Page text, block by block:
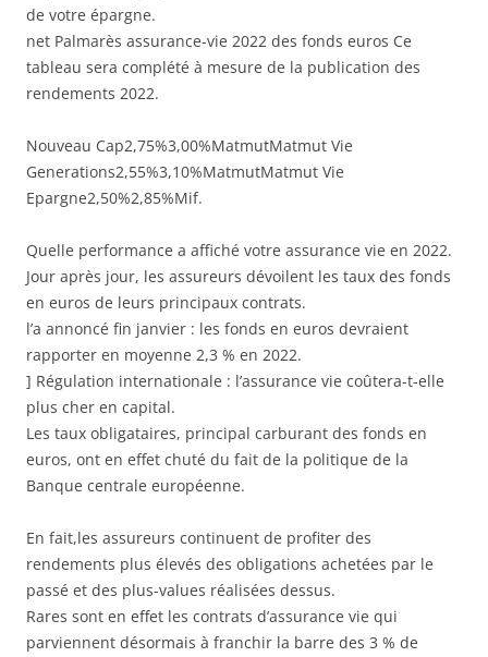
de votre épargne.
net Palmarès assurance-vie 2022 des fonds euros Ce
tableau sera complété à mesure de la publication des
rendements 2022.
Nouveau Cap2,75%3,00%MatmutMatmut Vie
Generations2,55%3,10%MatmutMatmut Vie
Epargne2,50%2,85%Mif.
Quelle performance a affiché votre assurance vie en 2022.
Jour après jour, les assureurs dévoilent les taux des fonds
en euros de leurs principaux contrats.
l’a annoncé fin janvier : les fonds en euros devraient
rapporter en moyenne 2,3 % en 2022.
] Régulation internationale : l’assurance vie coûtera-t-elle
plus cher en capital.
Les taux obligataires, principal carburant des fonds en
euros, ont en effet chuté du fait de la politique de la
Banque centrale européenne.
En fait,les assureurs continuent de profiter des
rendements plus élevés des obligations achetées par le
passé et des plus-values réalisées dessus.
Rares sont en effet les contrats d’assurance vie qui
parviennent désormais à franchir la barre des 3 % de